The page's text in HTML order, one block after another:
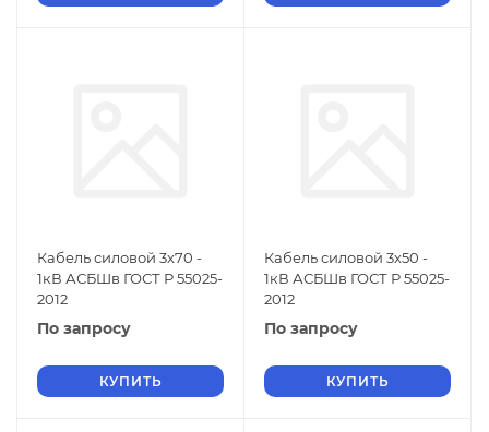
Кабель силовой 3х70 -
1кВ АСБШв ГОСТ Р 55025-
2012
По запросу
КУПИТЬ
Кабель силовой 3х50 -
1кВ АСБШв ГОСТ Р 55025-
2012
По запросу
КУПИТЬ